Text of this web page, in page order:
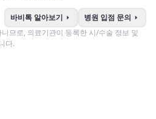
바비톡 알아보기 arrow_right 병원 입점 문의 arrow_right
므로, 의료기관이 등록한 시/수술 정보 및
다.